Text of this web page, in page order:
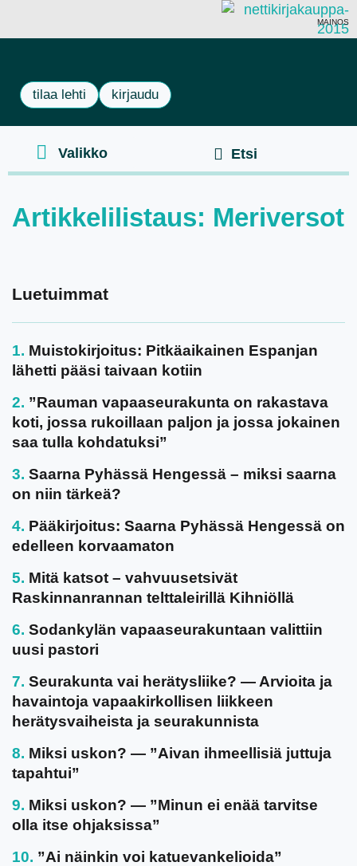
MAINOS
tilaa lehti kirjaudu
Artikkelilistaus: Meriversot
Luetuimmat
Muistokirjoitus: Pitkäaikainen Espanjan
lähetti pääsi taivaan kotiin
”Rauman vapaaseurakunta on rakastava
koti, jossa rukoillaan paljon ja jossa jokainen
saa tulla kohdatuksi”
Saarna Pyhässä Hengessä – miksi saarna
on niin tärkeä?
Pääkirjoitus: Saarna Pyhässä Hengessä on
edelleen korvaamaton
Mitä katsot – vahvuusetsivät
Raskinnanrannan telttaleirillä Kihniöllä
Sodankylän vapaaseurakuntaan valittiin
uusi pastori
Seurakunta vai herätysliike? — Arvioita ja
havaintoja vapaakirkollisen liikkeen
herätysvaiheista ja seurakunnista
Miksi uskon? — ”Aivan ihmeellisiä juttuja
tapahtui”
Miksi uskon? — ”Minun ei enää tarvitse
olla itse ohjaksissa”
”Ai näinkin voi katuevankelioida”